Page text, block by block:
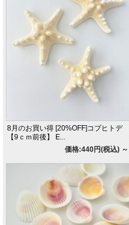
8月のお買い得 [20%OFF]コブヒトデ
【9ｃｍ前後】 E...
価格:440円(税込)～